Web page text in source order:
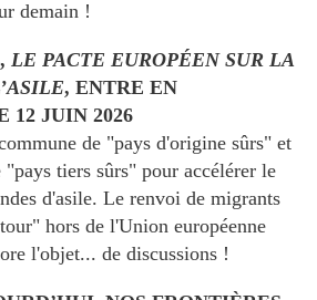
demain !
LE PACTE EUROPÉEN SUR LA
, ENTRE EN
12 JUIN 2026
de "pays d'origine sûrs" et
tiers sûrs" pour accélérer le
d'asile. Le renvoi de migrants
hors de l'Union européenne
l'objet... de discussions !